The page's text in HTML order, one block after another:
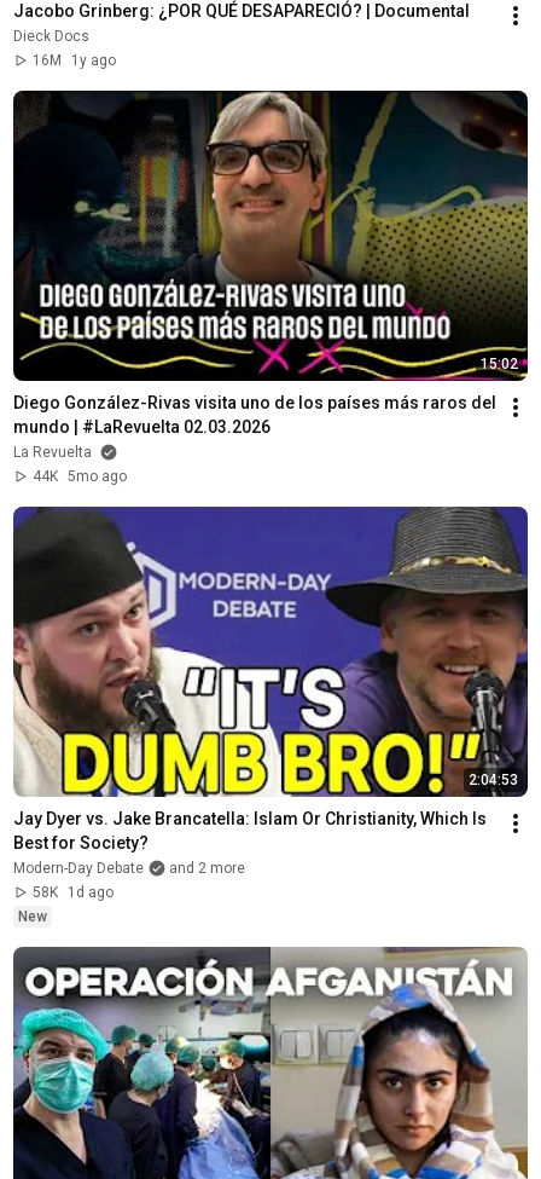
Jacobo Grinberg: ¿POR QUÉ DESAPARECIÓ? | Documental
Dieck Docs
16M
1y ago
15:02
Diego González-Rivas visita uno de los países más raros del
mundo | #LaRevuelta 02.03.2026
La Revuelta
44K 5mo ago
2:04:53
Jay Dyer vs. Jake Brancatella: Islam Or Christianity, Which Is
Best for Society?
Modern-Day Debate
and 2 more
58K
1d ago
New